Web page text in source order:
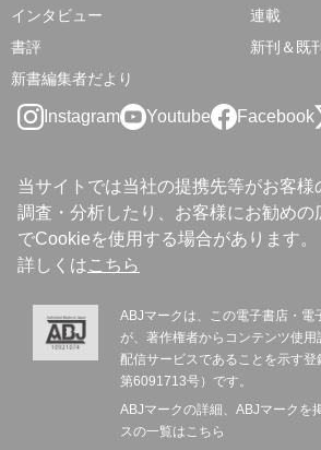
インタビュー
連載
書評
新刊＆既
新書編集者だより
Instagram Youtube Facebook
当サイトでは当社の提携先等がお客様
調査・分析したり、お客様にお勧めの
でCookieを使用する場合があります。
詳しくはこちら
ABJマークは、この電子書店・電
が、著作権者からコンテンツ使用
配信サービスであることを示す
第6091713号）です。
ABJマークの詳細、ABJマークを
スの一覧は こちら